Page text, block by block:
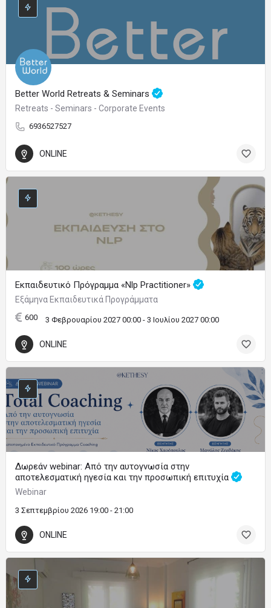
Better World Retreats & Seminars
Retreats - Seminars - Corporate Events
6936527527
ONLINE
Εκπαιδευτικό Πρόγραμμα «Nlp Practitioner»
Εξάμηνα Εκπαιδευτικά Προγράμματα
600 3 Φεβρουαρίου 2027 00:00 - 3 Ιουλίου 2027 00:00
ONLINE
Δωρεάν webinar: Από την αυτογνωσία στην
αποτελεσματική ηγεσία και την προσωπική επιτυχία
Webinar
3 Σεπτεμβρίου 2026 19:00 - 21:00
ONLINE